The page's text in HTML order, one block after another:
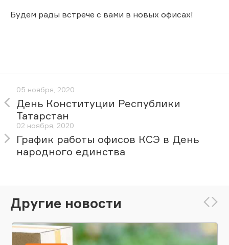
Будем рады встрече с вами в новых офисах!
05 ноября, 2020
День Конституции Республики
Татарстан
02 ноября, 2020
График работы офисов КСЭ в День
народного единства
Другие новости